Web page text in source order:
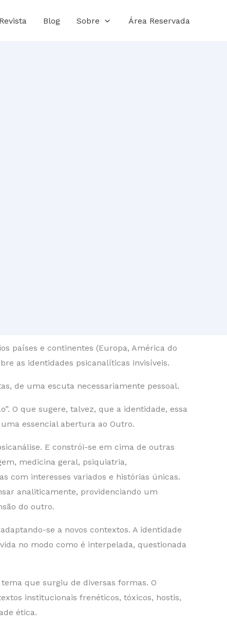
Revista Blog Sobre Área Reservada
países e continentes (Europa, América do
as identidades psicanalíticas invisíveis.
de uma escuta necessariamente pessoal.
O que sugere, talvez, que a identidade, essa
essencial abertura ao Outro.
E constrói-se em cima de outras
medicina geral, psiquiatria,
com interesses variados e histórias únicas.
analiticamente, providenciando um
do outro.
se a novos contextos. A identidade
no modo como é interpelada, questionada
que surgiu de diversas formas. O
institucionais frenéticos, tóxicos, hostis,
ética.